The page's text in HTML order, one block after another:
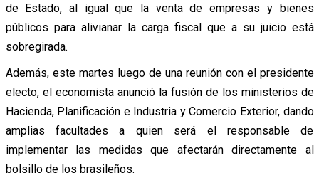
de Estado, al igual que la venta de empresas y bienes
públicos para alivianar la carga fiscal que a su juicio está
sobregirada.
Además, este martes luego de una reunión con el presidente
electo, el economista anunció la fusión de los ministerios de
Hacienda, Planificación e Industria y Comercio Exterior, dando
amplias facultades a quien será el responsable de
implementar las medidas que afectarán directamente al
bolsillo de los brasileños.